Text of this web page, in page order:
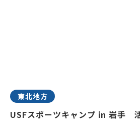
東北地方
USFスポーツキャンプ in 岩手